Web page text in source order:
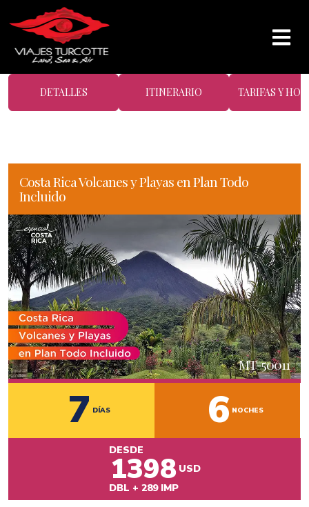
DETALLES ITINERARIO TARIFAS Y
Costa Rica Volcanes y Playas en Plan Todo
Incluido
MT-50011
7 DÍAS 6 NOCHES
DESDE
1398
DBL + 289IMP
USD